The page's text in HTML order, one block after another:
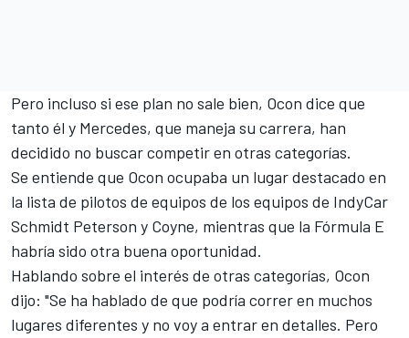
Pero incluso si ese plan no sale bien, Ocon dice que
tanto él y Mercedes, que maneja su carrera, han
decidido no buscar competir en otras categorías.
Se entiende que Ocon ocupaba un lugar destacado en
la lista de pilotos de equipos de los equipos de IndyCar
Schmidt Peterson y Coyne, mientras que la Fórmula E
habría sido otra buena oportunidad.
Hablando sobre el interés de otras categorías, Ocon
dijo: "Se ha hablado de que podría correr en muchos
lugares diferentes y no voy a entrar en detalles. Pero